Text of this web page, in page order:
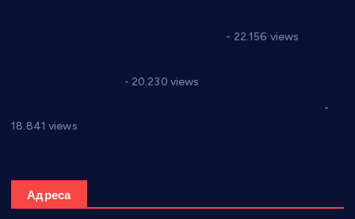
- 22.156 views
- 20.230 views
-
18.841 views
Адреса